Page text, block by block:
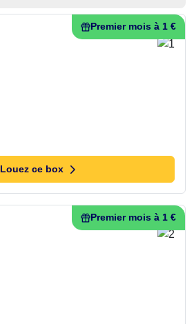
Premier mois à 1 €
Louez ce box
Premier mois à 1 €